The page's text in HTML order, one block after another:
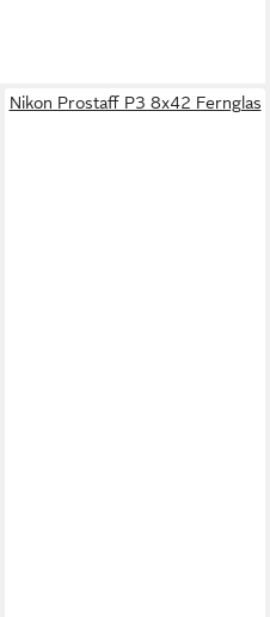
Nikon Prostaff P3 8x42 Fernglas